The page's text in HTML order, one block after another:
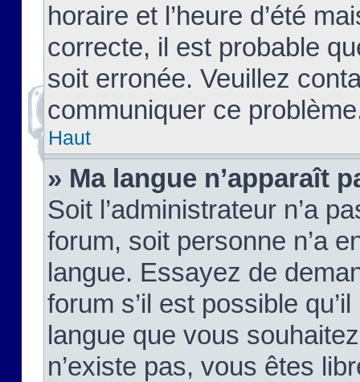
horaire et l’heure d’été
correcte, il est probable
soit erronée. Veuillez
communiquer ce
Haut
» Ma langue n’apparaît
Soit l’administrateur n’a
forum, soit personne n’a
langue. Essayez de
forum s’il est possible
langue que vous
n’existe pas, vous êtes